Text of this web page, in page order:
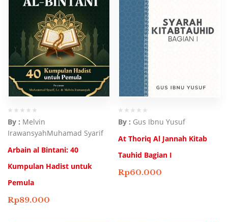
By : Melvin
IrawansyahMuhamad Syarif
Arbain al Bintani: 40
Kumpulan Hadist untuk
Pemula
Rp89.000
By : Gus Ibnu Yusuf
At Thoriq Al Jannah Kitab
Tauhid Bagian I
Rp60.000